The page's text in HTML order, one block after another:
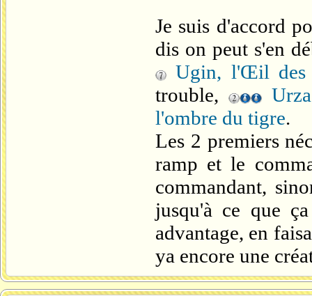
Je suis d'accord
dis on peut s'en
Ugin, l'Œil des
trouble,
l'ombre du tigre.
Les 2 premiers
ramp et le
commandant,
jusqu'à ce que
advantage, en
ya encore une